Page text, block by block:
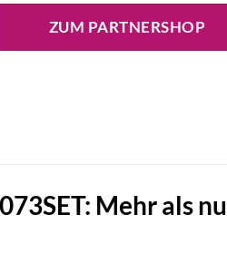
war:
349,00 €
ist:
ZUM PARTNERSHOP
Mehr als